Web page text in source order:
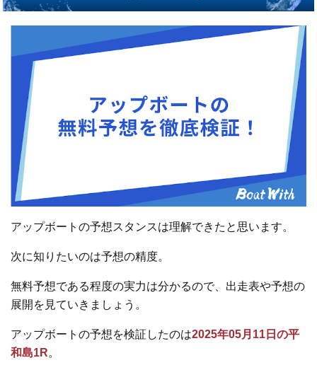
アップボートの予想スタンスは理解できたと思います。
次に知りたいのは予想の精度。
無料予想である程度の実力は分かるので、出走表や予想の
展開を見ていきましょう。
アップボートの予想を検証したのは2025年05月11日の平
和島1R。